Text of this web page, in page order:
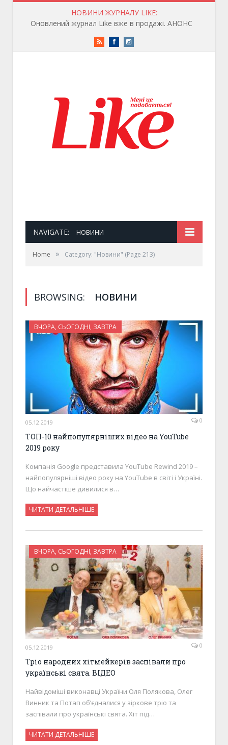
НОВИНИ ЖУРНАЛУ LIKE:
Оновлений журнал Like вже в продажі. АНОНС
RSS FacebookInstagram
NAVIGATE: НОВИНИ
Home » Category: "Новини" (Page 213)
BROWSING: НОВИНИ
ВЧОРА, СЬОГОДНІ, ЗАВТРА
05.12.2019 0
ТОП-10 найпопулярніших відео на YouTube
2019 року
Компанія Google представила YouTube Rewind 2019 –
найпопулярніші відео року на YouTube в світі і Україні.
Що найчастіше дивилися в…
ЧИТАТИ ДЕТАЛЬНІШЕ
ВЧОРА, СЬОГОДНІ, ЗАВТРА
05.12.2019 0
Тріо народних хітмейкерів заспівали про
українські свята. ВІДЕО
Найвідоміші виконавці України Оля Полякова, Олег
Винник та Потап об’єдналися у зіркове тріо та
заспівали про українські свята. Хіт під…
ЧИТАТИ ДЕТАЛЬНІШЕ